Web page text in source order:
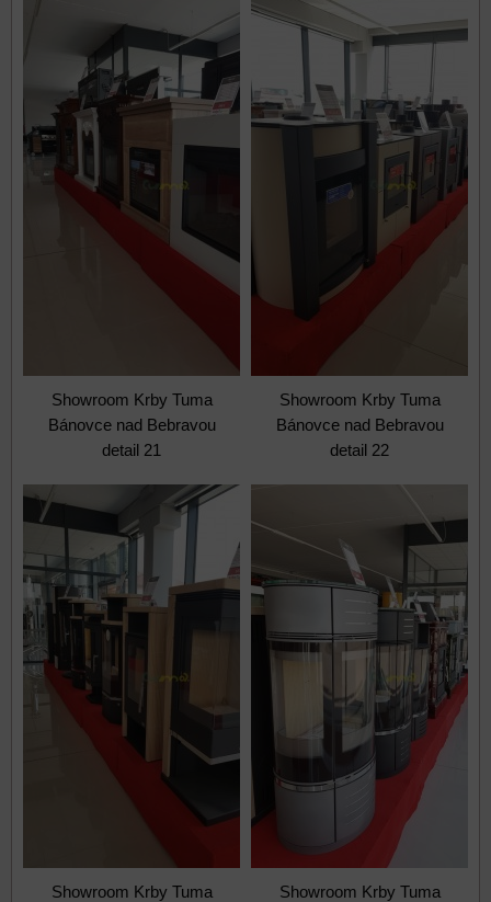
Showroom Krby Tuma
Bánovce nad Bebravou
detail 21
Showroom Krby Tuma
Bánovce nad Bebravou
detail 22
Showroom Krby Tuma
Showroom Krby Tuma